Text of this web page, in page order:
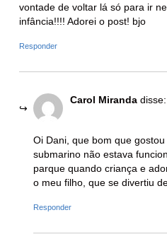
vontade de voltar lá só para ir
infância!!!! Adorei o post! bjo
Responder
Carol Miranda disse:
Oi Dani, que bom que
submarino não estava
parque quando criança e
o meu filho, que se divertiu
Responder